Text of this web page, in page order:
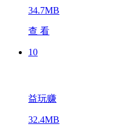
34.7MB
查 看
10
益玩赚
32.4MB